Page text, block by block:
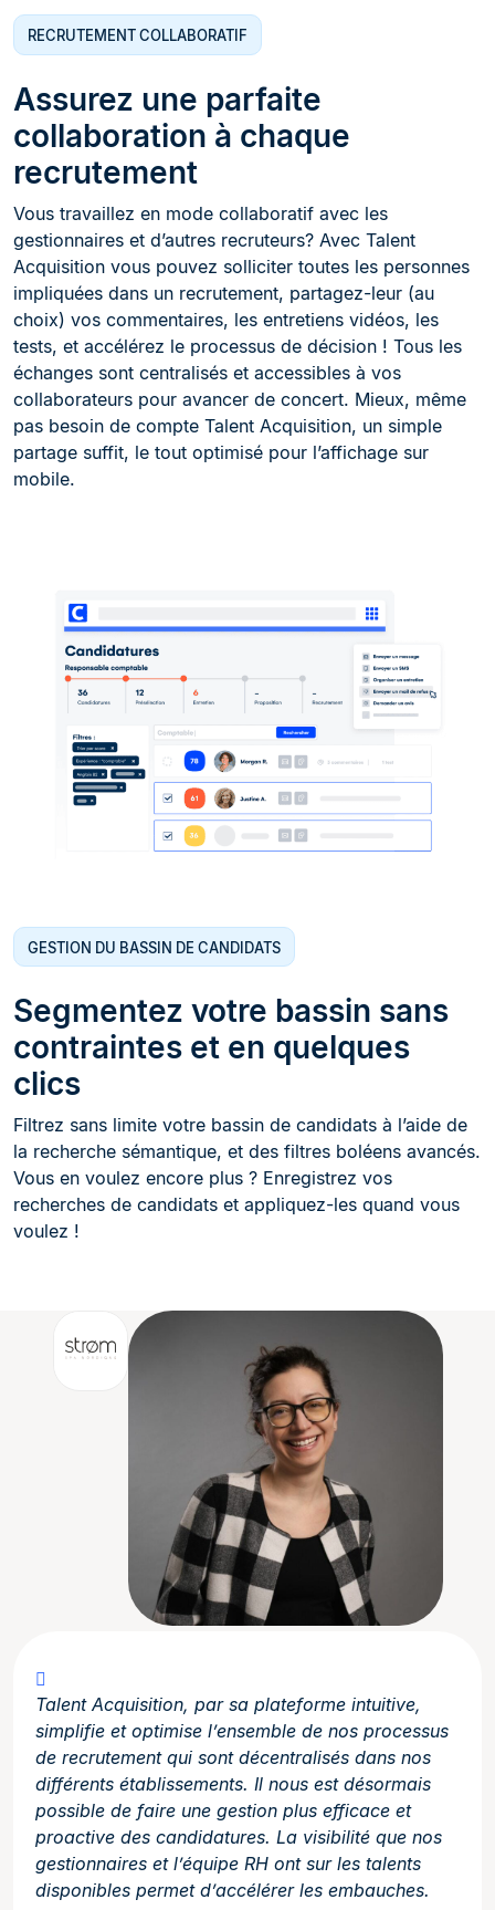
RECRUTEMENT COLLABORATIF
Assurez une parfaite
collaboration à chaque
recrutement
Vous travaillez en mode collaboratif avec les
gestionnaires et d’autres recruteurs? Avec Talent
Acquisition vous pouvez solliciter toutes les personnes
impliquées dans un recrutement, partagez-leur (au
choix) vos commentaires, les entretiens vidéos, les
tests, et accélérez le processus de décision ! Tous les
échanges sont centralisés et accessibles à vos
collaborateurs pour avancer de concert. Mieux, même
pas besoin de compte Talent Acquisition, un simple
partage suffit, le tout optimisé pour l’affichage sur
mobile.
GESTION DU BASSIN DE CANDIDATS
Segmentez votre bassin sans
contraintes et en quelques
clics
Filtrez sans limite votre bassin de candidats à l’aide de
la recherche sémantique, et des filtres boléens avancés.
Vous en voulez encore plus ? Enregistrez vos
recherches de candidats et appliquez-les quand vous
voulez !
Talent Acquisition, par sa plateforme intuitive,
simplifie et optimise l’ensemble de nos processus
de recrutement qui sont décentralisés dans nos
différents établissements. Il nous est désormais
possible de faire une gestion plus efficace et
proactive des candidatures. La visibilité que nos
gestionnaires et l’équipe RH ont sur les talents
disponibles permet d’accélérer les embauches.